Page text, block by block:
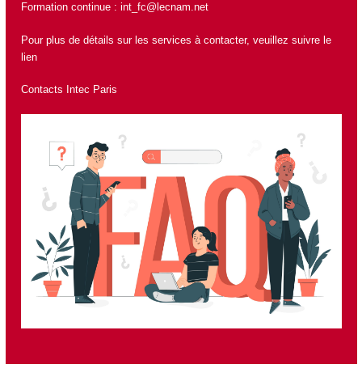
Formation continue : int_fc@lecnam.net
Pour plus de détails sur les services à contacter, veuillez suivre le
lien
Contacts Intec Paris